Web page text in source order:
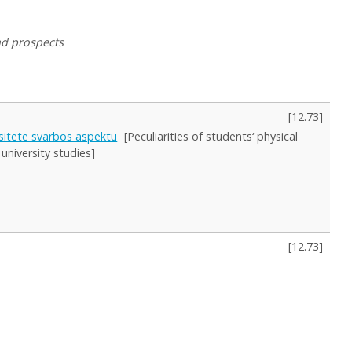
prospects
[12.73]
svarbos aspektu [Peculiarities of students‘ physical
studies]
[12.73]